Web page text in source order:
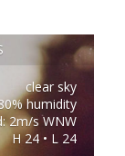
clear sky
humidity
2m/s WNW
H 24 • L 24